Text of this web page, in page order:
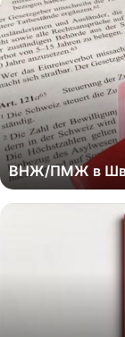
ВНЖ/ПМЖ в